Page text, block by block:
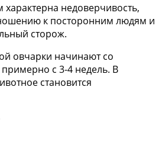
характерна недоверчивость,
к посторонним людям и
сторож.
овчарки начинают со
с 3-4 недель. В
становится